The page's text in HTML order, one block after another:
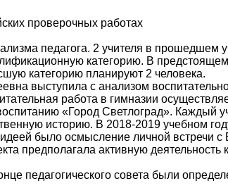
проверочных работах
педагога. 2 учителя в прошедшем
категорию. В предстоящем
категорию планируют 2 человека.
выступила с анализом
работа в гимназии
«Город Светлоград». Каждый
историю. В 2018-2019 учебном
было осмысление личной встречи с
предполагала активную деятельность
педагогического совета были